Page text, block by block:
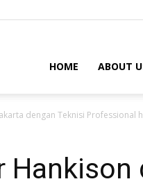
HOME ABOUT
dengan Teknisi Professional
Hankison